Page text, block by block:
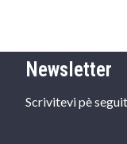
Newsletter
Scrivitevi pè